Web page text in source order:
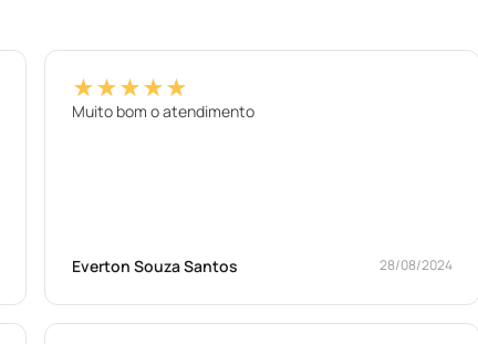
★★★★★
Muito bom o atendimento
Everton Souza Santos 28/08/2024